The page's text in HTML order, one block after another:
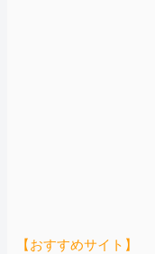
【おすすめサイト】